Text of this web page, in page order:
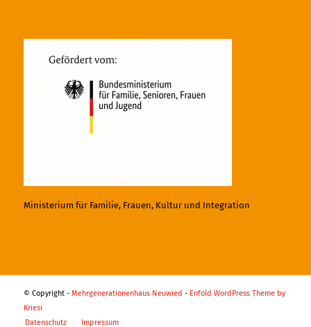
Ministerium für Familie, Frauen, Kultur und Integration
© Copyright - Mehrgenerationenhaus Neuwied - Enfold WordPress Theme by
Kriesi
Datenschutz
Impressum